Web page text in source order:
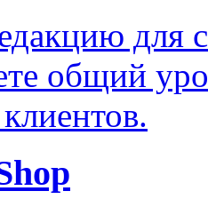
для
общий